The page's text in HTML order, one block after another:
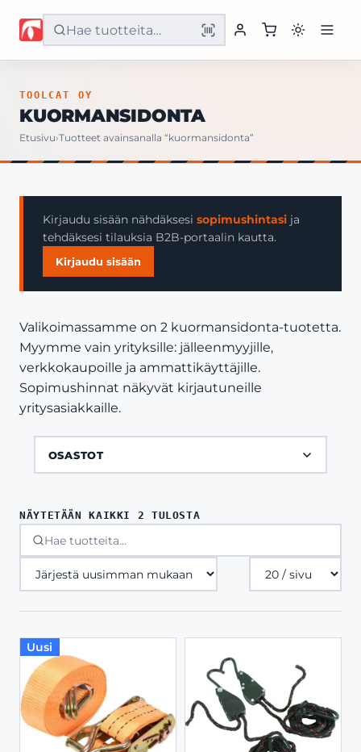
Etusivu
Yritys
Yhteystiedot
TOOLCAT OY
KUORMANSIDONTA
Etusivu›Tuotteet avainsanalla “kuormansidonta”
Kirjaudu sisään nähdäksesi sopimushintasi ja
tehdäksesi tilauksia B2B-portaalin kautta.
Kirjaudu sisään
Valikoimassamme on 2 kuormansidonta-tuotetta.
Myymme vain yrityksille: jälleenmyyjille,
verkkokaupoille ja ammattikäyttäjille.
Sopimushinnat näkyvät kirjautuneille
yritysasiakkaille.
OSASTOT
NÄYTETÄÄN KAIKKI 2 TULOSTASORTED
Tuotteita
sivulla
Uusi